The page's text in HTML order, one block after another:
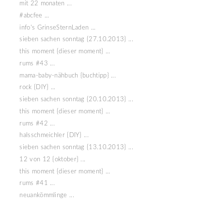
mit 22 monaten ...
#abcfee ...
info's GrinseSternLaden ...
sieben sachen sonntag {27.10.2013} ...
this moment {dieser moment} ...
rums #43 ...
mama-baby-nähbuch {buchtipp} ...
rock {DIY} ...
sieben sachen sonntag {20.10.2013} ...
this moment {dieser moment} ...
rums #42 ...
halsschmeichler {DIY} ...
sieben sachen sonntag {13.10.2013} ...
12 von 12 {oktober} ...
this moment {dieser moment} ...
rums #41 ...
neuankömmlinge ...